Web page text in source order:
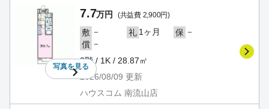
写真を見る
7.7万円 (共益費 2,900円)
敷 － 礼 1ヶ月 保 －
償 －
3階 / 1K / 28.87㎡
2026/08/09 更新
ハウスコム 南流山店